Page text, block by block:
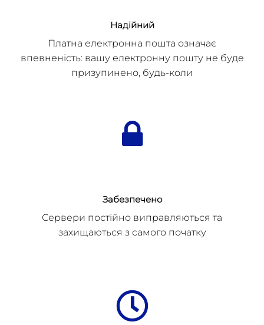
Надійний
Платна електронна пошта означає
впевненість: вашу електронну пошту не буде
призупинено, будь-коли
Забезпечено
Сервери постійно виправляються та
захищаються з самого початку